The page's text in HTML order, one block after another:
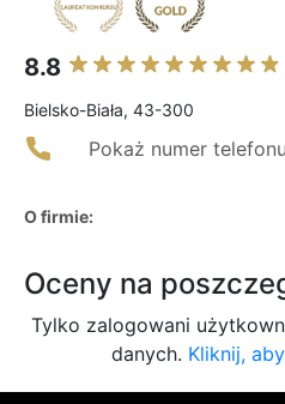
8.8
Bielsko-Biała, 43-300
Pokaż numer telefonu
O firmie:
Oceny na
Tylko zalogowani
danych. Kliknij,